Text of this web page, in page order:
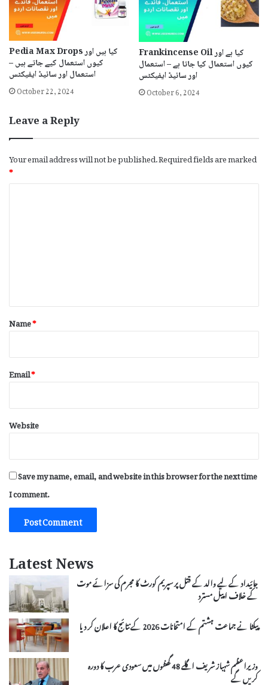
Pedia Max Drops کیا ہیں اور
کیوں استعمال کیے جاتے ہیں –
استعمال اور سائیڈ ایفیکٹس
October 22, 2024
Frankincense Oil کیا ہے اور
کیوں استعمال کیا جاتا ہے – استعمال
اور سائیڈ ایفیکٹس
October 6, 2024
Leave a Reply
Your email address will not be published.Required fields are marked
*
*
Name*
Email*
Website
Save my name, email, and website in this browser for the next time
I comment.
Latest News
جائیداد کے لیے والد کے قتل پر سپریم کورٹ کا مجرم کی سزائے موت
کے خلاف اپیل مسترد
پیکٹا نے جماعت ہشتم کے امتحانات 2026 کے نتائج کا اعلان کر دیا
وزیراعظم شہباز شریف اگلے 48 گھنٹوں میں سعودی عرب کا دورہ
کریں گے